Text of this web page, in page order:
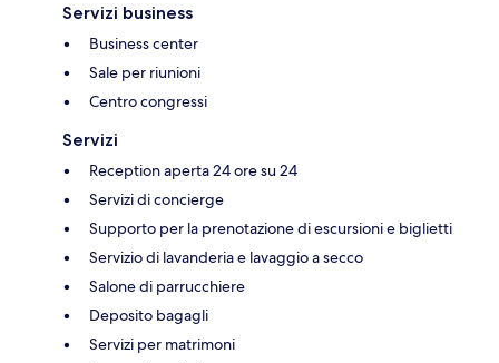
Servizi business
Business center
Sale per riunioni
Centro congressi
Servizi
Reception aperta 24 ore su 24
Servizi di concierge
Supporto per la prenotazione di escursioni e biglietti
Servizio di lavanderia e lavaggio a secco
Salone di parrucchiere
Deposito bagagli
Servizi per matrimoni